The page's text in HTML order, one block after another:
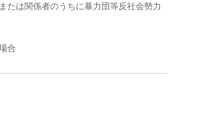
は関係者のうちに暴力団等反社会勢力
合